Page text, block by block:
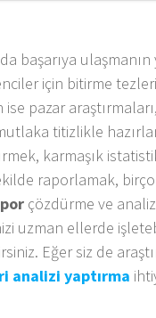
başarıya
için bitirme
pazar
titizlikle
karmaşık
raporlamak,
çözdürme ve
uzman ellerde
Eğer siz de
analizi yaptırma